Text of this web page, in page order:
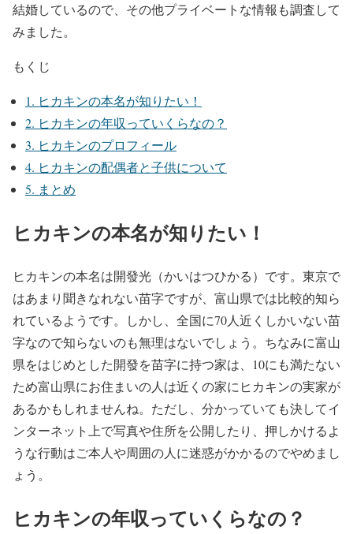
結婚しているので、その他プライベートな情報も調査して
みました。
もくじ
1. ヒカキンの本名が知りたい！
2. ヒカキンの年収っていくらなの？
3. ヒカキンのプロフィール
4. ヒカキンの配偶者と子供について
5. まとめ
ヒカキンの本名が知りたい！
ヒカキンの本名は開發光（かいはつひかる）です。東京で
はあまり聞きなれない苗字ですが、富山県では比較的知ら
れているようです。しかし、全国に70人近くしかいない苗
字なので知らないのも無理はないでしょう。ちなみに富山
県をはじめとした開發を苗字に持つ家は、10にも満たない
ため富山県にお住まいの人は近くの家にヒカキンの実家が
あるかもしれませんね。ただし、分かっていても決してイ
ンターネット上で写真や住所を公開したり、押しかけるよ
うな行動はご本人や周囲の人に迷惑がかかるのでやめまし
ょう。
ヒカキンの年収っていくらなの？